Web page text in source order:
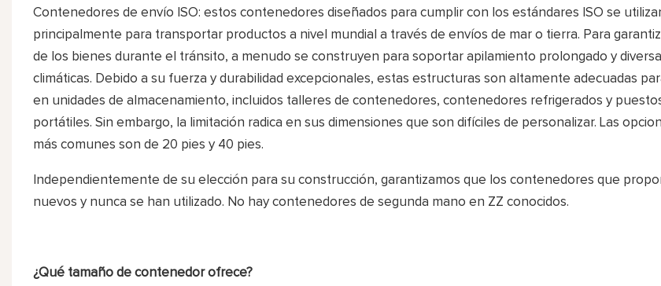
Contenedores de envío ISO: estos contenedores diseñados para cumplir con los estándares ISO se
principalmente para transportar productos a nivel mundial a través de envíos de mar o tierra. Para
de los bienes durante el tránsito, a menudo se construyen para soportar apilamiento prolongado y
climáticas. Debido a su fuerza y ​​durabilidad excepcionales, estas estructuras son altamente adecuadas
en unidades de almacenamiento, incluidos talleres de contenedores, contenedores refrigerados y
portátiles. Sin embargo, la limitación radica en sus dimensiones que son difíciles de personalizar. Las
más comunes son de 20 pies y 40 pies.
Independientemente de su elección para su construcción, garantizamos que los contenedores que
nuevos y nunca se han utilizado. No hay contenedores de segunda mano en ZZ conocidos.
¿Qué tamaño de contenedor ofrece?